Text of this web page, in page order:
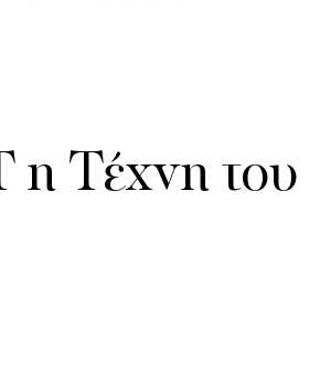
η Τέχνη του